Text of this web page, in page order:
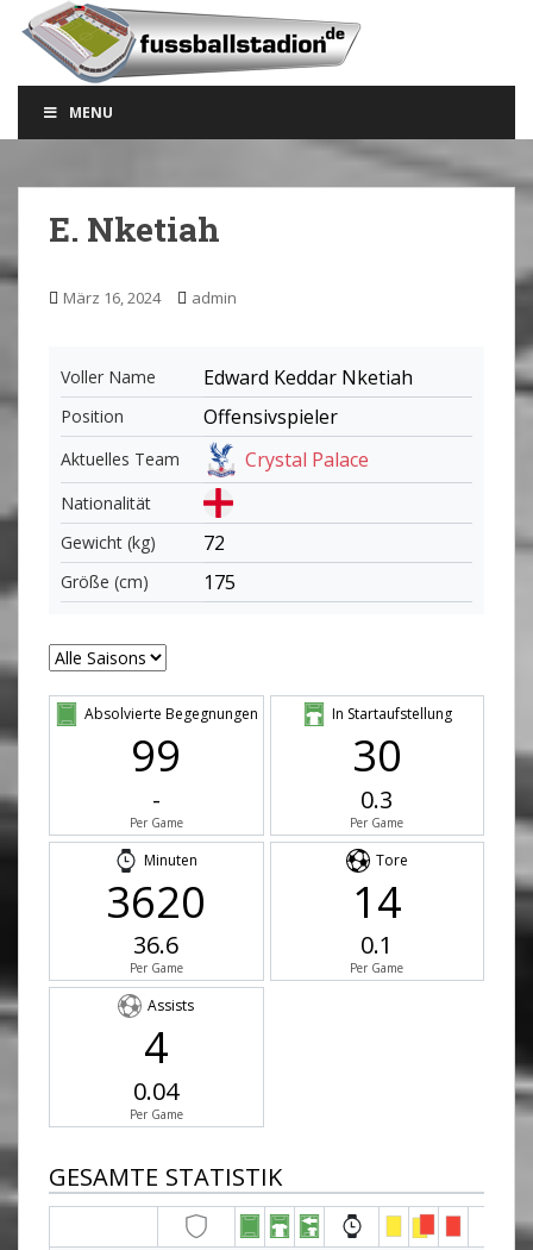
n
c
e
MENU
E. Nketiah
März 16, 2024 admin
Voller Name Edward Keddar Nketiah
Position Offensivspieler
Aktuelles Team Crystal Palace
Nationalität
Gewicht (kg)
72
Größe (cm) 175
Absolvierte Begegnungen
99
-
Per Game
In Startaufstellung
30
0.3
Per Game
Minuten
3620
36.6
Per Game
Tore
14
0.1
Per Game
Assists
4
0.04
Per Game
GESAMTE STATISTIK